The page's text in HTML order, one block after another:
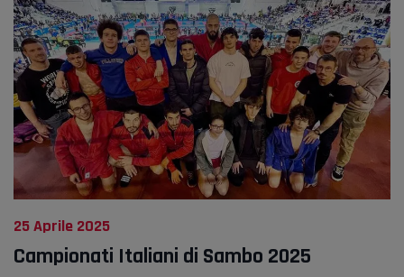
25 Aprile 2025
Campionati Italiani di Sambo 2025